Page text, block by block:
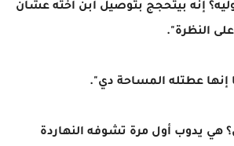
إنه بيتحجج بتوصيل ابن اخته عشان
النظرة".
إنها عطتله المساحة دي".
يدوب أول مرة تشوفه النهاردة